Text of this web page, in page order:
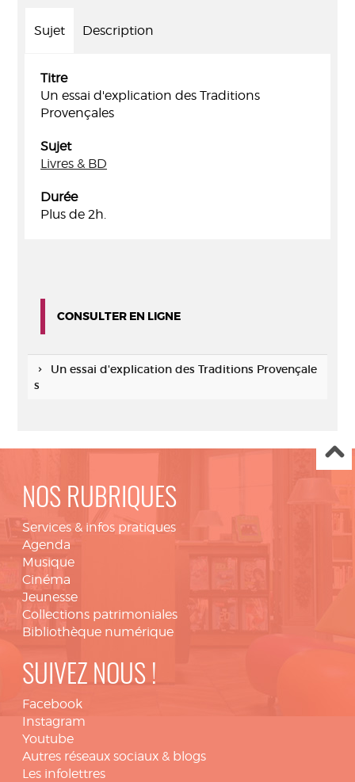
Sujet Description
Titre
Un essai d'explication des Traditions
Provençales
Sujet
Livres & BD
Durée
Plus de 2h.
CONSULTER EN LIGNE
Un essai d'explication des Traditions Provençale
s
NOS RUBRIQUES
Services & infos pratiques
Agenda
Musique
Cinéma
Jeunesse
Collections patrimoniales
Bibliothèque numérique
SUIVEZ NOUS !
Facebook
Instagram
Youtube
Autres réseaux sociaux & blogs
Les infolettres